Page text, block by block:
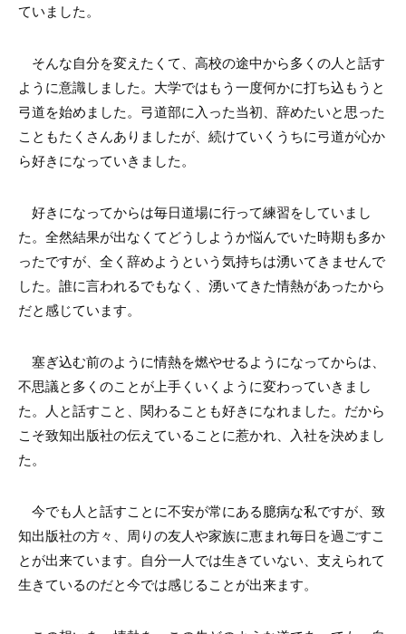
ていました。
そんな自分を変えたくて、高校の途中から多くの人と話す
ように意識しました。大学ではもう一度何かに打ち込もうと
弓道を始めました。弓道部に入った当初、辞めたいと思った
こともたくさんありましたが、続けていくうちに弓道が心か
ら好きになっていきました。
好きになってからは毎日道場に行って練習をしていまし
た。全然結果が出なくてどうしようか悩んでいた時期も多か
ったですが、全く辞めようという気持ちは湧いてきませんで
した。誰に言われるでもなく、湧いてきた情熱があったから
だと感じています。
塞ぎ込む前のように情熱を燃やせるようになってからは、
不思議と多くのことが上手くいくように変わっていきまし
た。人と話すこと、関わることも好きになれました。だから
こそ致知出版社の伝えていることに惹かれ、入社を決めまし
た。
今でも人と話すことに不安が常にある臆病な私ですが、致
知出版社の方々、周りの友人や家族に恵まれ毎日を過ごすこ
とが出来ています。自分一人では生きていない、支えられて
生きているのだと今では感じることが出来ます。